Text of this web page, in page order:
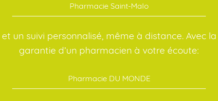
Pharmacie Saint-Malo
et un suivi personnalisé, même à distance. Avec la
garantie d’un pharmacien à votre écoute:
Pharmacie DU MONDE